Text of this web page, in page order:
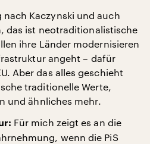
Kaczynski und auch
das ist neotraditionalistische
ihre Länder modernisieren
angeht – dafür
Aber das alles geschieht
traditionelle Werte,
und ähnliches mehr.
Für mich zeigt es an die
wenn die PiS